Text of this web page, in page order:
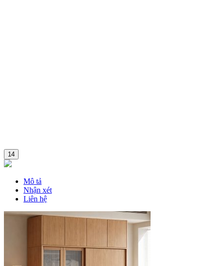
14
Mô tả
Nhận xét
Liên hệ